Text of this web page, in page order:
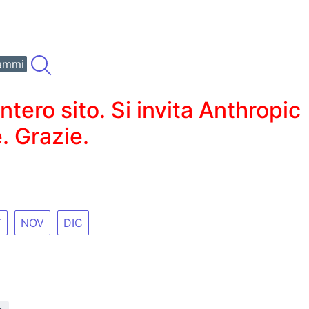
sito. Si invita Anthropic
Grazie.
NOV DIC